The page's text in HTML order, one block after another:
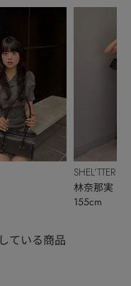
SHEL’TTER
林奈那実
155cm
ている商品